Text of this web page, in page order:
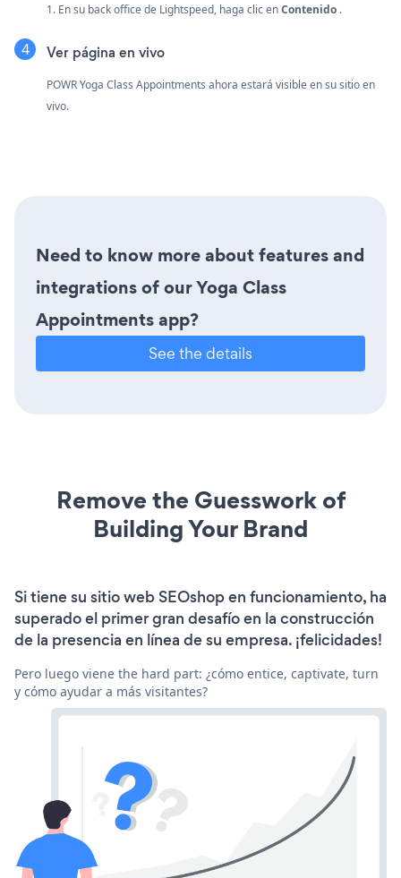
1. En su back office de Lightspeed, haga clic enContenido .
Ver página en vivo
POWR Yoga Class Appointments ahora estará visible en su sitio en
vivo.
Need to know more about features and
integrations of our Yoga Class
Appointments app?
See the details
Remove the Guesswork of
Building Your Brand
Si tiene su sitio web SEOshop en funcionamiento, ha
superado el primer gran desafío en la construcción
de la presencia en línea de su empresa. ¡felicidades!
Pero luego viene the hard part: ¿cómo entice, captivate, turn
y cómo ayudar a más visitantes?